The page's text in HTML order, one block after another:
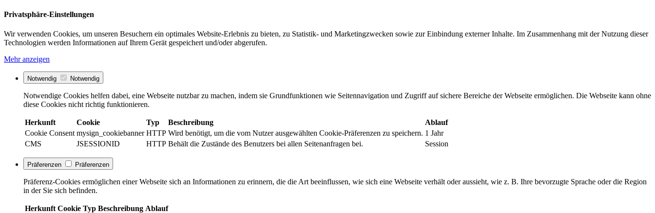
Privatsphäre-Einstellungen
Wir verwenden Cookies, um unseren Besuchern ein optimales Website-Erlebnis zu bieten, zu Statistik- und Marketingzwecken sowie zur Einbindung externer Inhalte. Im Zusammenhang mit der Nutzung dieser
Technologien werden Informationen auf Ihrem Gerät gespeichert und/oder abgerufen.
Mehr anzeigen
Notwendig Notwendig
Notwendige Cookies helfen dabei, eine Webseite nutzbar zu machen, indem sie Grundfunktionen wie Seitennavigation und Zugriff auf sichere Bereiche der Webseite ermöglichen. Die Webseite kann ohne
diese Cookies nicht richtig funktionieren.
Herkunft Cookie Typ Beschreibung
Ablauf
Cookie Consent mysign_cookiebanner HTTP Wird benötigt, um die vom Nutzer ausgewählten Cookie-Präferenzen zu speichern. 1 Jahr
CMS
JSESSIONID HTTP Behält die Zustände des Benutzers bei allen Seitenanfragen bei. Session
Präferenzen Präferenzen
Präferenz-Cookies ermöglichen einer Webseite sich an Informationen zu erinnern, die die Art beeinflussen, wie sich eine Webseite verhält oder aussieht, wie z. B. Ihre bevorzugte Sprache oder die Region
in der Sie sich befinden.
Herkunft Cookie Typ Beschreibung Ablauf